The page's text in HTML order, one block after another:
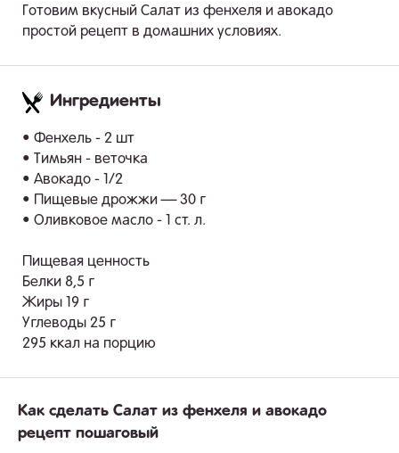
Готовим вкусный Салат из фенхеля и авокадо
простой рецепт в домашних условиях.
Ингредиенты
• Фенхель - 2 шт
• Тимьян - веточка
• Авокадо - 1/2
• Пищевые дрожжи — 30 г
• Оливковое масло - 1 ст. л.
Пищевая ценность
Белки 8,5 г
Жиры 19 г
Углеводы 25 г
295 ккал на порцию
Как сделать Салат из фенхеля и авокадо
рецепт пошаговый